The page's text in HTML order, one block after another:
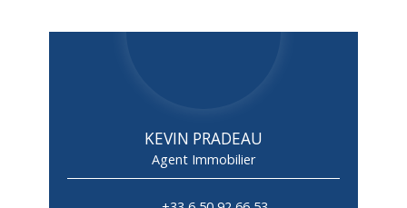
KEVIN PRADEAU
Agent Immobilier